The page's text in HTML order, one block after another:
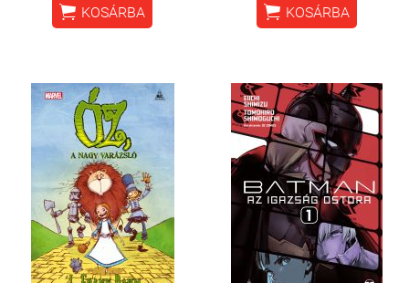
 KOSÁRBA  KOSÁRBA